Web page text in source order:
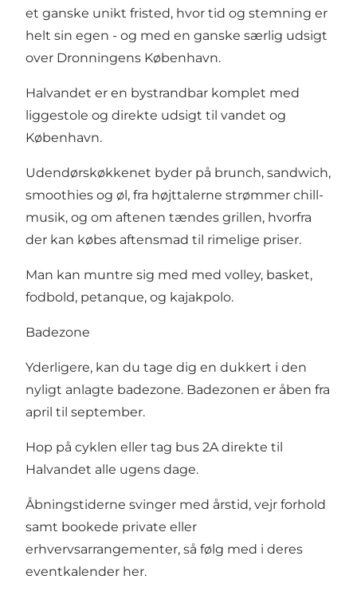
et ganske unikt fristed, hvor tid og stemning er
helt sin egen - og med en ganske særlig udsigt
over Dronningens København.
Halvandet er en bystrandbar komplet med
liggestole og direkte udsigt til vandet og
København.
Udendørskøkkenet byder på brunch, sandwich,
smoothies og øl, fra højttalerne strømmer chill-
musik, og om aftenen tændes grillen, hvorfra
der kan købes aftensmad til rimelige priser.
Man kan muntre sig med med volley, basket,
fodbold, petanque, og kajakpolo.
Badezone
Yderligere, kan du tage dig en dukkert i den
nyligt anlagte badezone. Badezonen er åben fra
april til september.
Hop på cyklen eller tag bus 2A direkte til
Halvandet alle ugens dage.
Åbningstiderne svinger med årstid, vejr forhold
samt bookede private eller
erhvervsarrangementer, så følg med i deres
eventkalender her.